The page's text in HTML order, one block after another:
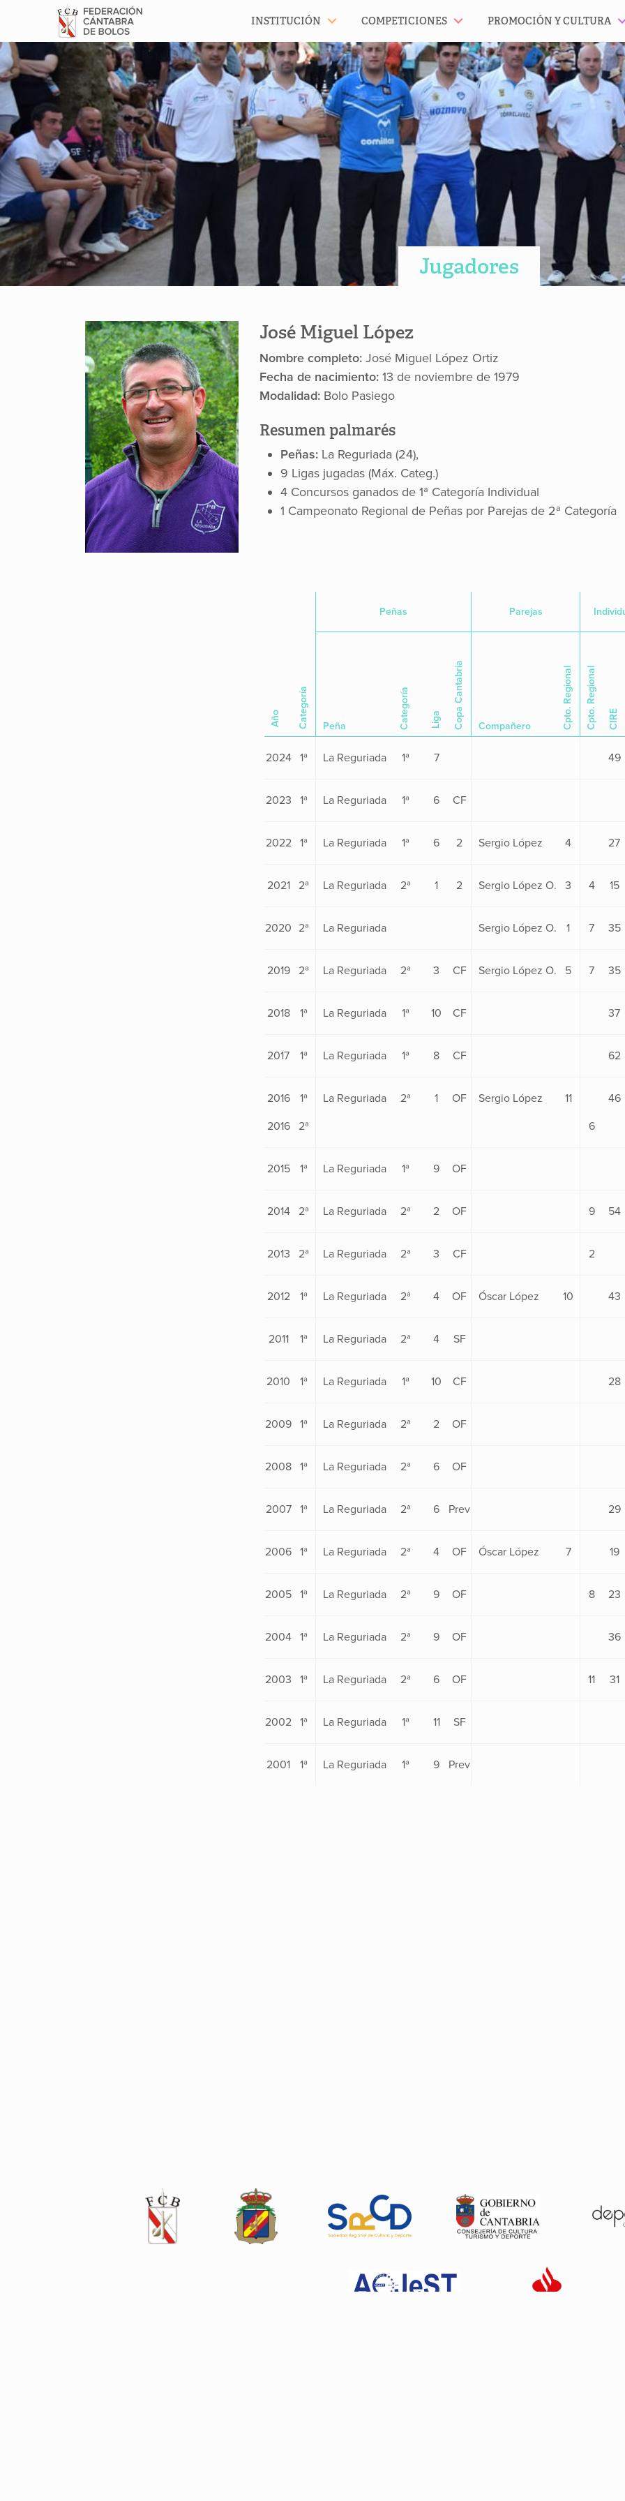
INSTITUCIÓN COMPETICIONES PROMOCIÓN Y CULTURA
Jugadores
José Miguel López
Nombre completo: José Miguel López Ortiz
Fecha de nacimiento: 13 de noviembre de 1979
Modalidad: Bolo Pasiego
Resumen palmarés
Peñas: La Reguriada (24),
9 Ligas jugadas (Máx. Categ.)
4 Concursos ganados de 1ª Categoría Individual
1 Campeonato Regional de Peñas por Parejas de 2ª Categoría
Peñas Parejas
Año Categoría Peña Categoría Liga Copa Cantabria Compañero Cpto. Regional Cpto. Regional CIRE
2024 1ª La Reguriada 1ª 7 49
2023 1ª La Reguriada 1ª 6 CF
2022 1ª La Reguriada 1ª 6 2 Sergio López 4 27
2021 2ª La Reguriada 2ª 1 2 Sergio López O. 3 4 15
2020 2ª La Reguriada Sergio López O. 1 7 35
2019 2ª La Reguriada 2ª 3 CF Sergio López O. 5 7 35
2018 1ª La Reguriada 1ª 10 CF 37
2017 1ª La Reguriada 1ª 8 CF 62
2016 1ª La Reguriada 2ª 1 OF Sergio López 11
46
2016
2ª 6
2015 1ª La Reguriada 1ª 9 OF
2014 2ª La Reguriada 2ª 2 OF 9 54
2013 2ª La Reguriada 2ª 3 CF 2
2012 1ª La Reguriada 2ª 4 OF Óscar López 10 43
2011 1ª La Reguriada 2ª 4 SF
2010 1ª La Reguriada 1ª 10 CF 28
2009 1ª La Reguriada 2ª 2 OF
2008 1ª La Reguriada 2ª 6 OF
2007 1ª La Reguriada 2ª 6 Prev 29
2006 1ª La Reguriada 2ª 4 OF Óscar López 7 19
2005 1ª La Reguriada 2ª 9 OF 8 23
2004 1ª La Reguriada 2ª 9 OF 36
2003 1ª La Reguriada 2ª 6 OF 11 31
2002 1ª La Reguriada 1ª 11 SF
2001 1ª La Reguriada 1ª 9 Prev